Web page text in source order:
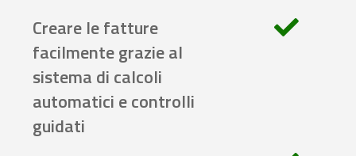
Creare le fatture
facilmente grazie al
sistema di calcoli
automatici e controlli
guidati